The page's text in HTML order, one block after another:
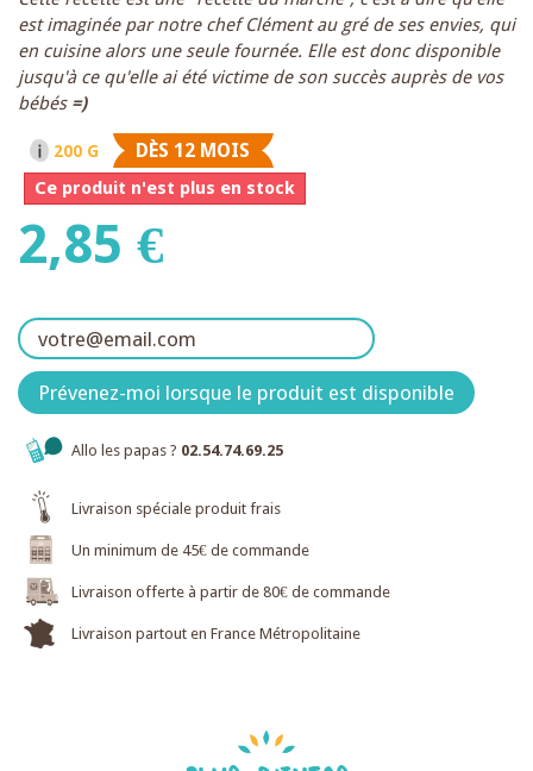
est imaginée par notre chef Clément au gré de ses envies, qui
en cuisine alors une seule fournée. Elle est donc disponible
jusqu'à ce qu'elle ai été victime de son succès auprès de vos
bébés =)
200 G DÈS 12 MOIS
Ce produit n'est plus en stock
2,85 €
Prévenez-moi lorsque le produit est disponible
Allo les papas ? 02.54.74.69.25
Livraison spéciale produit frais
Un minimum de 45€ de commande
Livraison offerte à partir de 80€ de commande
Livraison partout en France Métropolitaine